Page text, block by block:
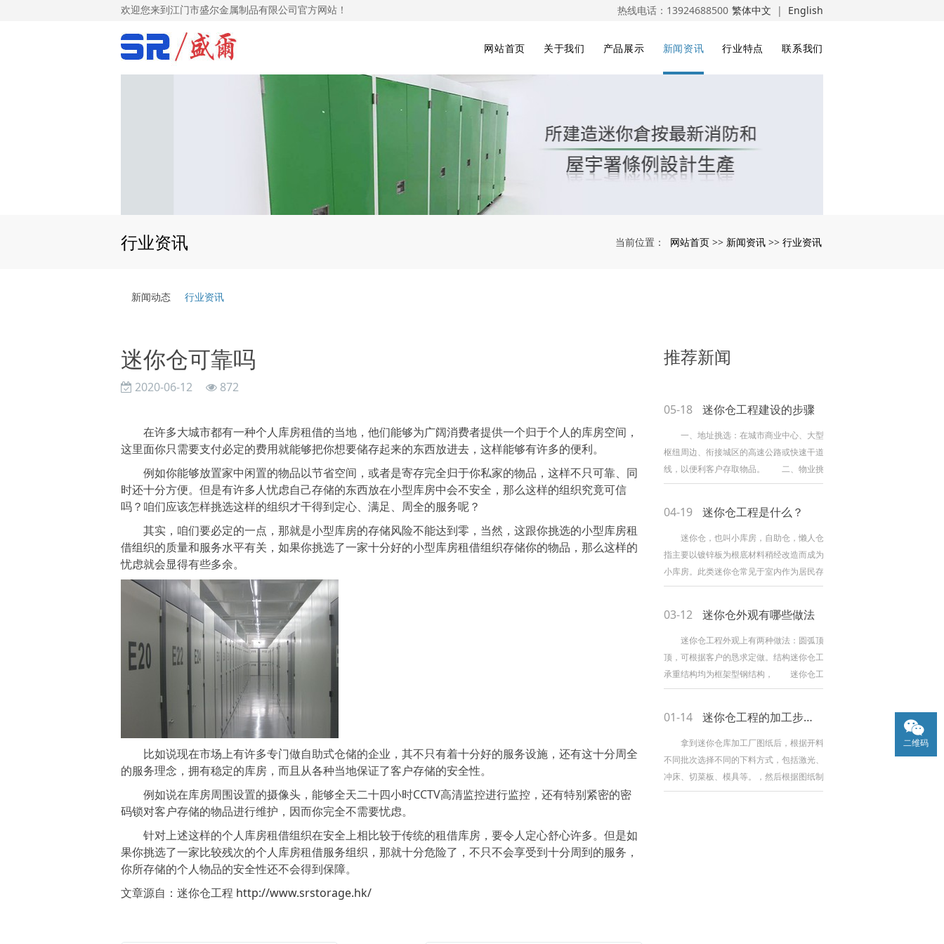
欢迎您来到江门市盛尔金属制品有限公司官方网站！ 热线电话： 13924688500 繁体中文 | English
网站首页 关于我们 产品展示 新闻资讯 行业特点 联系我们
行业资讯 当前位置： 网站首页 >> 新闻资讯 >> 行业资讯
新闻动态 行业资讯
迷你仓可靠吗
2020-06-12 872
在许多大城市都有一种个人库房租借的当地，他们能够为广阔消费者提供一个归于个人的库房空间，
这里面你只需要支付必定的费用就能够把你想要储存起来的东西放进去，这样能够有许多的便利。
例如你能够放置家中闲置的物品以节省空间，或者是寄存完全归于你私家的物品，这样不只可靠、同
时还十分方便。但是有许多人忧虑自己存储的东西放在小型库房中会不安全，那么这样的组织究竟可信
吗？咱们应该怎样挑选这样的组织才干得到定心、满足、周全的服务呢？
其实，咱们要必定的一点，那就是小型库房的存储风险不能达到零，当然，这跟你挑选的小型库房租
借组织的质量和服务水平有关，如果你挑选了一家十分好的小型库房租借组织存储你的物品，那么这样的
忧虑就会显得有些多余。
比如说现在市场上有许多专门做自助式仓储的企业，其不只有着十分好的服务设施，还有这十分周全
的服务理念，拥有稳定的库房，而且从各种当地保证了客户存储的安全性。
例如说在库房周围设置的摄像头，能够全天二十四小时CCTV高清监控进行监控，还有特别紧密的密
码锁对客户存储的物品进行维护，因而你完全不需要忧虑。
针对上述这样的个人库房租借组织在安全上相比较于传统的租借库房，要令人定心舒心许多。但是如
果你挑选了一家比较残次的个人库房租借服务组织，那就十分危险了，不只不会享受到十分周到的服务，
你所存储的个人物品的安全性还不会得到保障。
文章源自：迷你仓工程 http://www.srstorage.hk/
推荐新闻
05-18 迷你仓工程建设的步骤
一、地址挑选：在城市商业中心、大型交通
枢纽周边、衔接城区的高速公路或快速干道的沿
线，以便利客户存取物品。 二、物业挑选：
用于树立自助仓储的物业应该是单体修建或修建
进行一致的能源管理。 三、迷你仓建造安.全
办法：全体安防办法确保整个仓储区安.全；完成
门禁、电梯、灯火一体化的自动控制系统，有用
节约能源。实时监控确保无安.全隐患。 四、
迷你仓建造仓储
04-19 迷你仓工程是什么？
迷你仓，也叫小库房，自助仓，懒人仓，是
指主要以镀锌板为根底材料稍经改造而成为迷你
小库房。此类迷你仓常见于室内作为居民存放物
品运用，也有人作为租借库房运用，坚固实用，
仓。 特色： 1、隔热、防风、防震、防
潮、防水、防漏电、环境保护、安.全、快速便利
移动、灵活组合 2、内部全部装修，外接电，
可内置空调、电、照明、桌椅，当即可运用
3、运用寿命长，可运用
03-12 迷你仓外观有哪些做法
迷你仓工程外观上有两种做法：圆弧顶或平
顶，可根据客户的恳求定做。结构迷你仓工程的
承重结构均为框架型钢结构， 迷你仓工程整
体结构构件选材和焊接符合国度规范，钢骨架结
装移动时，可保障产品稳固性。 迷你仓工程
室表里装潢均采纳绿色环保建材，外观外型雅观
小气，线条流利，能体现现代气味，与现代城市
景观相和谐。接缝处采纳中性胶密封，焊缝处采
纳满焊，处理雨天漏水
01-14 迷你仓工程的加工步骤有哪些
拿到迷你仓库加工厂图纸后，根据开料图和
不同批次选择不同的下料方式，包括激光、数控
冲床、切菜板、模具等。，然后根据图纸制作相
应的开口。数控冲床受刀具影响。一些异形工件
二维码